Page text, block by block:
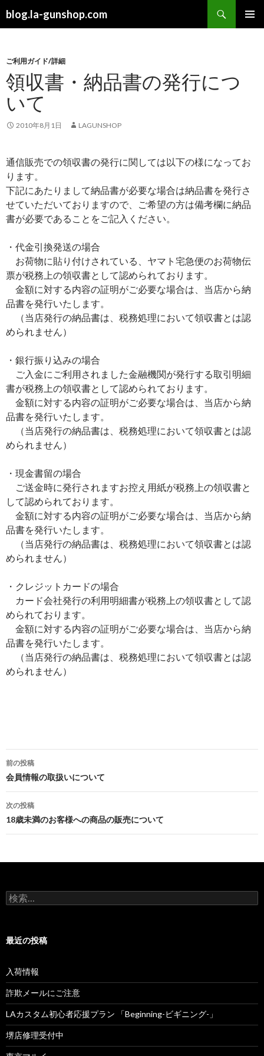
blog.la-gunshop.com
索
ン
ツ
へ
ス
キ
ッ
ご利用ガイド/詳細
領収書・納品書の発行につ
いて
2010年8月1日 LAGUNSHOP
通信販売での領収書の発行に関しては以下の様になってお
ります。
下記にあたりまして納品書が必要な場合は納品書を発行さ
せていただいておりますので、ご希望の方は備考欄に納品
書が必要であることをご記入ください。
・代金引換発送の場合
お荷物に貼り付けされている、ヤマト宅急便のお荷物伝
票が税務上の領収書として認められております。
金額に対する内容の証明がご必要な場合は、当店から納
品書を発行いたします。
（当店発行の納品書は、税務処理において領収書とは認
められません）
・銀行振り込みの場合
ご入金にご利用されました金融機関が発行する取引明細
書が税務上の領収書として認められております。
金額に対する内容の証明がご必要な場合は、当店から納
品書を発行いたします。
（当店発行の納品書は、税務処理において領収書とは認
められません）
・現金書留の場合
ご送金時に発行されますお控え用紙が税務上の領収書と
して認められております。
金額に対する内容の証明がご必要な場合は、当店から納
品書を発行いたします。
（当店発行の納品書は、税務処理において領収書とは認
められません）
・クレジットカードの場合
カード会社発行の利用明細書が税務上の領収書として認
められております。
金額に対する内容の証明がご必要な場合は、当店から納
品書を発行いたします。
（当店発行の納品書は、税務処理において領収書とは認
められません）
投
稿
ナ
ゲ
シ
ン
前の投稿
会員情報の取扱いについて
次の投稿
18歳未満のお客様への商品の販売について
検
索
最近の投稿
入荷情報
詐欺メールにご注意
LAカスタム初心者応援プラン 「Beginning-ビギニング-」
堺店修理受付中